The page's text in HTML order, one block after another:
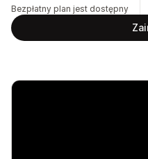
Bezpłatny plan jest dostępny